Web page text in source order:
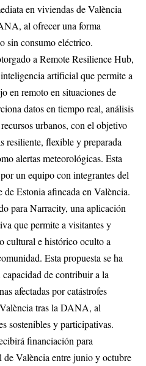
en viviendas de València
al ofrecer una forma
sin consumo eléctrico.
a Remote Resilience Hub,
artificial que permite a
en remoto en situaciones de
datos en tiempo real, análisis
urbanos, con el objetivo
resiliente, flexible y preparada
alertas meteorológicas. Esta
un equipo con integrantes del
Estonia afincada en València.
para Narracity, una aplicación
que permite a visitantes y
cultural e histórico oculto a
Esta propuesta se ha
de contribuir a la
afectadas por catástrofes
tras la DANA, al
sostenibles y participativas.
financiación para
de València entre junio y octubre